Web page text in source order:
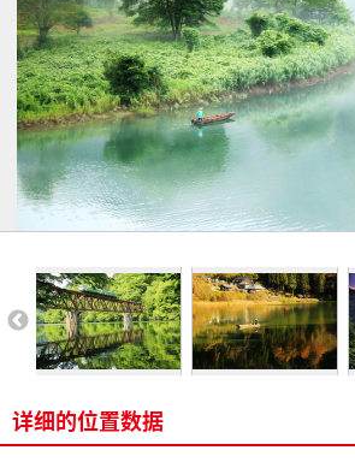
详细的位置数据